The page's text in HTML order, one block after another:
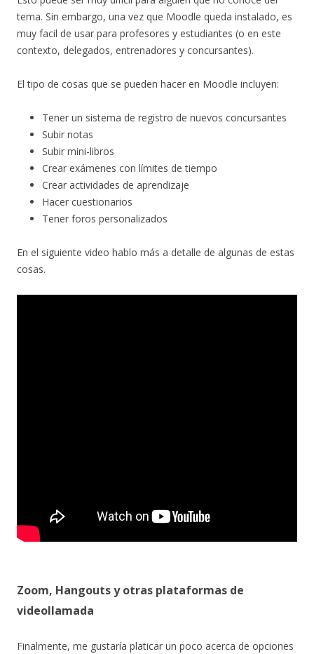
tema. Sin embargo, una vez que Moodle queda instalado, es
muy facil de usar para profesores y estudiantes (o en este
contexto, delegados, entrenadores y concursantes).
El tipo de cosas que se pueden hacer en Moodle incluyen:
Tener un sistema de registro de nuevos concursantes
Subir notas
Subir mini-libros
Crear exámenes con límites de tiempo
Crear actividades de aprendizaje
Hacer cuestionarios
Tener foros personalizados
En el siguiente video hablo más a detalle de algunas de estas
cosas.
Zoom, Hangouts y otras plataformas de
videollamada
Finalmente, me gustaría platicar un poco acerca de opciones